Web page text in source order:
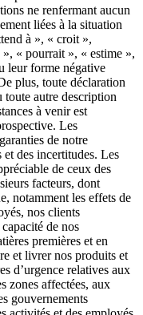
ne renfermant aucun
liées à la situation
à », « croit »,
« pourrait », « estime »,
leur forme négative
plus, toute déclaration
toute autre description
à venir est
Les
de notre
des incertitudes. Les
de ceux des
facteurs, dont
notamment les effets de
nos clients
de nos
premières et en
et livrer nos produits et
d’urgence relatives aux
zones affectées, aux
gouvernements